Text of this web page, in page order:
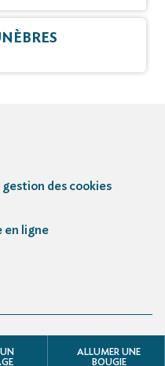
UN
ALLUMER UNE
BOUGIE
des cookies
en ligne
et obsèques - 3.3.5